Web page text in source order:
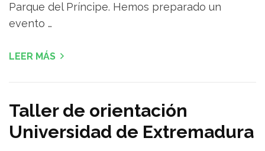
Parque del Príncipe. Hemos preparado un
evento …
LEER MÁS
Taller de orientación
Universidad de Extremadura